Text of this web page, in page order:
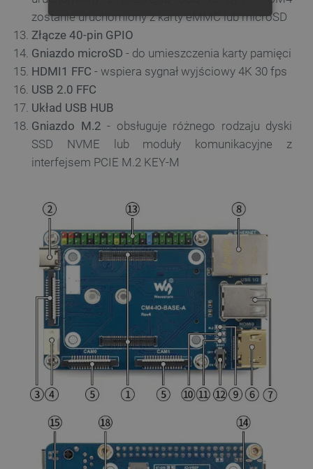
zostanie uruchomiony z karty eMMC lub microSD
Złącze 40-pin GPIO
Gniazdo microSD - do umieszczenia karty pamięci
HDMI1 FFC - wspiera sygnał wyjściowy 4K 30 fps
USB 2.0 FFC
Układ USB HUB
Gniazdo M.2 - obsługuje różnego rodzaju dyski
SSD NVME lub moduły komunikacyjne z
interfejsem PCIE M.2 KEY-M
NIEZBĘDNE WYDAJNOŚĆ
TARGETOWANIE
FUNKCJONALNOŚĆ
podstawowych funkcji strony internetowej, takich
jak logowanie użytkownika i zarządzanie kontem.
Bez niezbędnych plików cookie nie można
prawidłowo korzystać ze strony internetowej.
Domena
PrestaShop-[abcdef0123456789]{32} .botland.com.pl
_lb .botland.com.pl